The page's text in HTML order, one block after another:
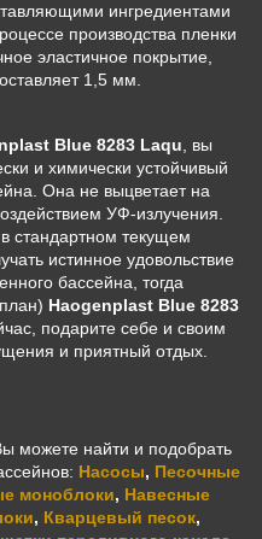
ингредиентами
производства пленки
эластичное покрытие,
1,5 мм.
Blue 8283 Laqu, вы
и химически устойчивый
Она не выцветает на
УФ-излучения.
стандартном текущем
истинное удовольствие
бассейна, тогда
Haogenplast Blue 8283
подарите себе и своим
и приятный отдых.
можете найти и подобрать
Насосы, Песочные
моноблоки, Навесные
, Кварцевый песок,